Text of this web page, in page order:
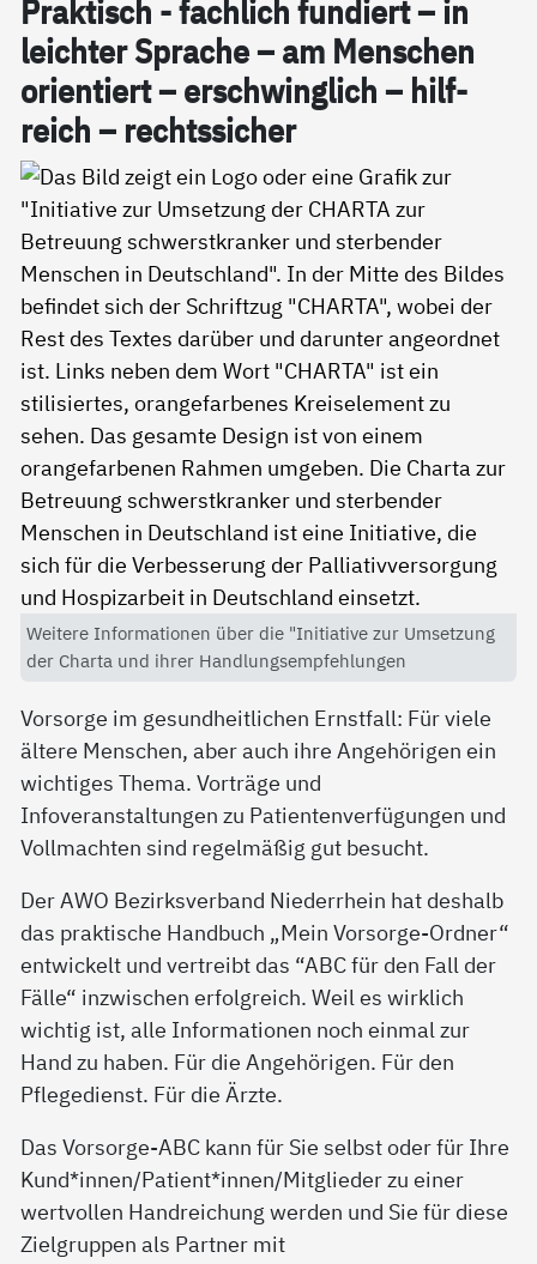
Prak­tisch - fach­lich fun­diert – in
leich­ter Spra­che – am Men­schen
ori­en­tiert – er­schwing­lich – hil­f­
reich – rechts­si­cher
Weitere Informationen über die "Initiative zur Umsetzung
der Charta und ihrer Handlungsempfehlungen
Vorsorge im gesundheitlichen Ernstfall: Für viele
ältere Menschen, aber auch ihre Angehörigen ein
wichtiges Thema. Vorträge und
Infoveranstaltungen zu Patientenverfügungen und
Vollmachten sind regelmäßig gut besucht.
Der AWO Bezirksverband Niederrhein hat deshalb
das praktische Handbuch „Mein Vorsorge-Ordner“
entwickelt und vertreibt das “ABC für den Fall der
Fälle“ inzwischen erfolgreich. Weil es wirklich
wichtig ist, alle Informationen noch einmal zur
Hand zu haben. Für die Angehörigen. Für den
Pflegedienst. Für die Ärzte.
Das Vorsorge-ABC kann für Sie selbst oder für Ihre
Kund*innen/Patient*innen/Mitglieder zu einer
wertvollen Handreichung werden und Sie für diese
Zielgruppen als Partner mit